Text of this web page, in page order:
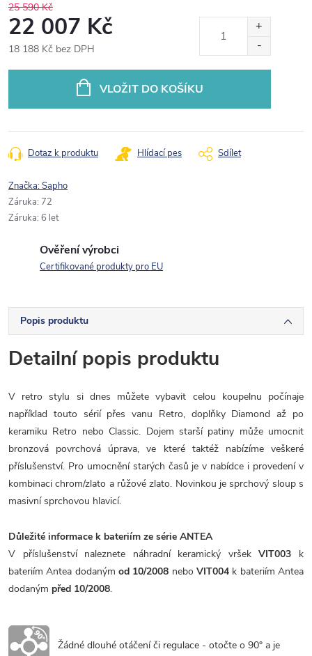
25 590 Kč
22 007 Kč
18 188 Kč bez DPH
VLOŽIT DO KOŠÍKU
Dotaz k produktu Hlídací pes Sdílet
Značka:Sapho
Záruka: 72
Záruka: 6 let
Ověření výrobci
Certifikované produkty pro EU
Popis produktu
Detailní popis produktu
V retro stylu si dnes můžete vybavit celou koupelnu počínaje
například touto sérií přes vanu Retro, doplňky Diamond až po
keramiku Retro nebo Classic. Dojem starší patiny může umocnit
bronzová povrchová úprava, ve které taktéž nabízíme veškeré
příslušenství. Pro umocnění starých časů je v nabídce i provedení v
kombinaci chrom/zlato a růžové zlato. Novinkou je sprchový sloup s
masivní sprchovou hlavicí.
Důležité informace k bateriím ze série ANTEA
V příslušenství naleznete náhradní keramický vršekVIT003 k
bateriím Antea dodaným od 10/2008 neboVIT004 k bateriím Antea
dodaným před 10/2008.
Žádné dlouhé otáčení či regulace - otočte o 90° a je